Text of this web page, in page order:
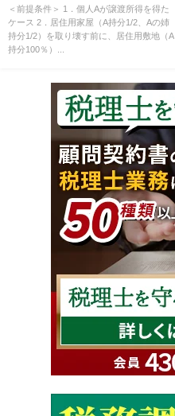
か？
＜前提条件＞ 1．個人Aが譲渡所得を得た
ケース 2．居住用家屋（A持分1/2、Aの姉
持分1/2）を取り壊す前に、居住用敷地（A
持分100％）...